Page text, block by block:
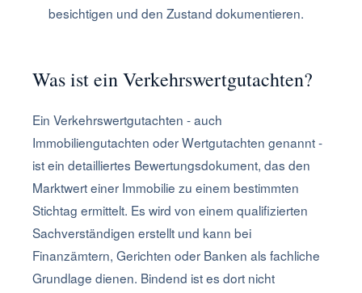
besichtigen und den Zustand dokumentieren.
Was ist ein Verkehrswertgutachten?
Ein Verkehrswertgutachten - auch
Immobiliengutachten oder Wertgutachten genannt -
ist ein detailliertes Bewertungsdokument, das den
Marktwert einer Immobilie zu einem bestimmten
Stichtag ermittelt. Es wird von einem qualifizierten
Sachverständigen erstellt und kann bei
Finanzämtern, Gerichten oder Banken als fachliche
Grundlage dienen. Bindend ist es dort nicht